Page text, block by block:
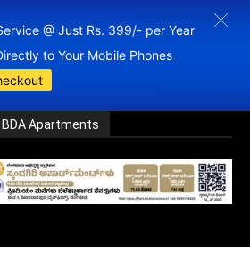
@ Just Rs. 399/- per Year
to Your Mobile Phones
BDA Apartments